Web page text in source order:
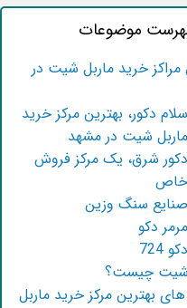
موضوعات
مراکز خرید ماربل شیت در
سلام دکور، بهترین مرکز خرید
ماربل شیت در مشهد
دکور شرق، یک مرکز فروش
خاص
صنایع سنگ وزین
مرمر دکو
دکو 724
شیت چیست؟
بهترین مرکز خرید ماربل